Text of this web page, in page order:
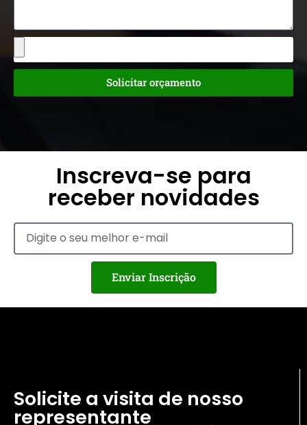
Solicitar orçamento
Inscreva-se para
receber novidades
Enviar Inscrição
Solicite a visita de nosso
representante